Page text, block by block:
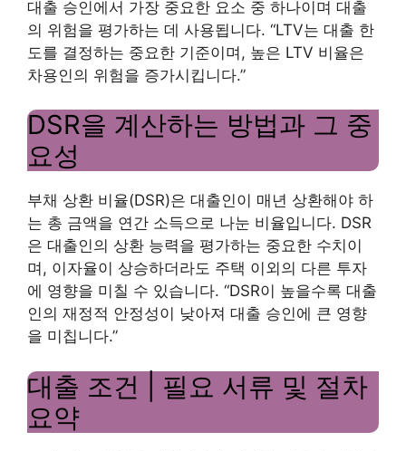
대출 승인에서 가장 중요한 요소 중 하나이며 대출
의 위험을 평가하는 데 사용됩니다. “LTV는 대출 한
도를 결정하는 중요한 기준이며, 높은 LTV 비율은
차용인의 위험을 증가시킵니다.”
DSR을 계산하는 방법과 그 중
요성
부채 상환 비율(DSR)은 대출인이 매년 상환해야 하
는 총 금액을 연간 소득으로 나눈 비율입니다. DSR
은 대출인의 상환 능력을 평가하는 중요한 수치이
며, 이자율이 상승하더라도 주택 이외의 다른 투자
에 영향을 미칠 수 있습니다. “DSR이 높을수록 대출
인의 재정적 안정성이 낮아져 대출 승인에 큰 영향
을 미칩니다.”
대출 조건 | 필요 서류 및 절차
요약